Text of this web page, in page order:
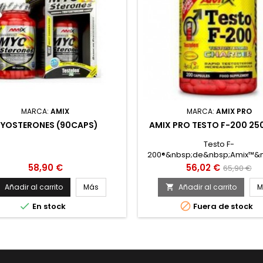
MARCA: AMIX
(90CAPS)
Precio
58,90 €
Añadir al carrito Más
 En stock
MARCA: AMIX PRO
AMIX PRO TESTO F-200
Testo F-
un complemento
contiene ingredientes
naturales tales como:
aspártico, Zinc,
AKG,&nbsp;Tribulus
Precio
56,02 € Precio
base
65,90 €
 Añadir al carrito
 Fuera de stock